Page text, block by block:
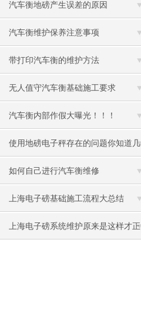
汽车衡地磅产生误差的原因
汽车衡维护保养注意事项
带打印汽车衡的维护方法
无人值守汽车衡基础施工要求
汽车衡内部作假大曝光！！！
使用地磅电子秤存在的问题你知道几
个
如何自己进行汽车衡维修
上海电子磅基础施工流程大总结
上海电子磅系统维护原来是这样才正